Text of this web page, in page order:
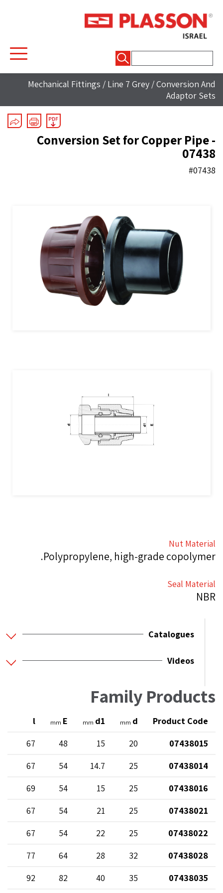
Mechanical Fittings / Line 7 Grey /Conversion And
Adaptor Sets
Conversion Set for Copper Pipe -
07438
#07438
Nut Material
Polypropylene, high-grade copolymer.
Seal Material
NBR
Catalogues
Videos
Family Products
Product Code
d
mm
d1
mm
E
mm
l
07438015
20
15
48
67
07438014
25
14.7
54
67
07438016
25
15
54
69
07438021
25
21
54
67
07438022
25
22
54
67
07438028
32
28
64
77
07438035
35
40
82
92